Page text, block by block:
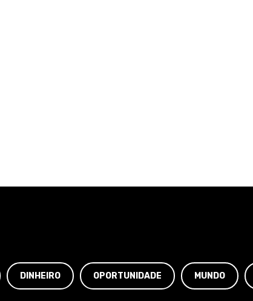
DINHEIRO OPORTUNIDADE MUNDO